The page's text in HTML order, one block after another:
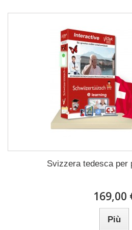
Svizzera tedesca per
169,00
Più